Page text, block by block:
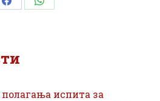
Share Share
испита за